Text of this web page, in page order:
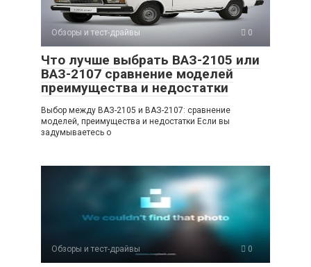
Обзоры и тест-драйвы 0
Что лучше выбрать ВАЗ-2105 или
ВАЗ-2107 сравнение моделей
преимущества и недостатки
Выбор между ВАЗ-2105 и ВАЗ-2107: сравнение
моделей, преимущества и недостатки Если вы
задумываетесь о
Обзоры и тест-драйвы 0